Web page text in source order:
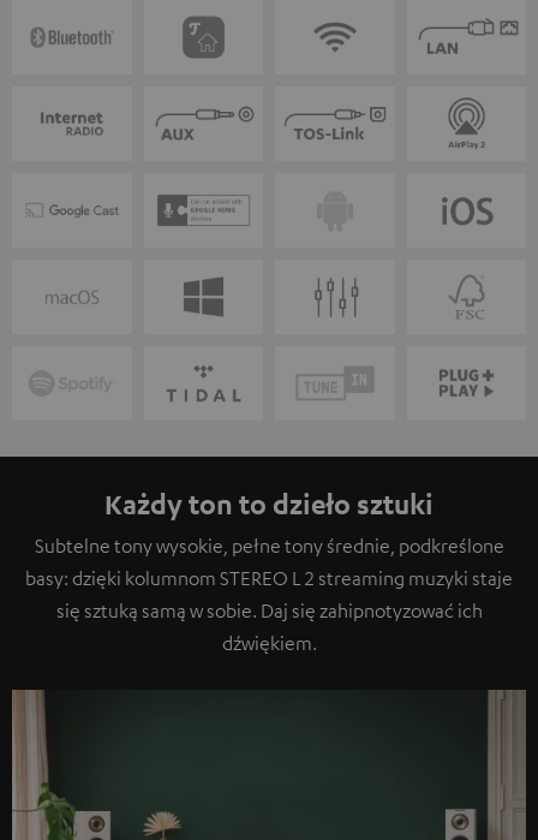
Każdy ton to dzieło sztuki
Subtelne tony wysokie, pełne tony średnie, podkreślone
basy: dzięki kolumnom STEREO L 2 streaming muzyki staje
się sztuką samą w sobie. Daj się zahipnotyzować ich
dźwiękiem.